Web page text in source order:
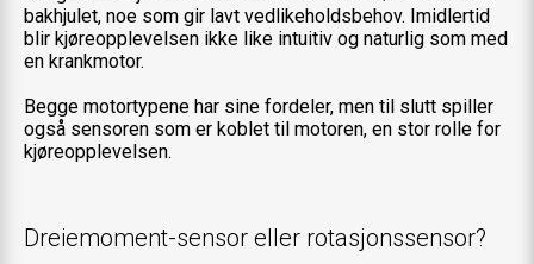
bakhjulet, noe som gir lavt vedlikeholdsbehov. Imidlertid
blir kjøreopplevelsen ikke like intuitiv og naturlig som med
en krankmotor.
Begge motortypene har sine fordeler, men til slutt spiller
også sensoren som er koblet til motoren, en stor rolle for
kjøreopplevelsen.
Dreiemoment-sensor eller rotasjonssensor?